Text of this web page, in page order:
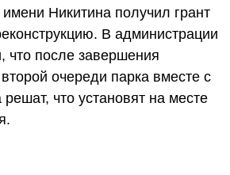
Никитина получил грант
В администрации
что после завершения
второй очереди парка вместе с
что установят на месте